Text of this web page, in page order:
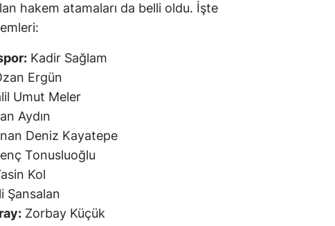
hakem atamaları da belli oldu. İşte
Kadir Sağlam
Ergün
Umut Meler
Aydın
Deniz Kayatepe
Tonusluoğlu
Kol
Şansalan
Zorbay Küçük